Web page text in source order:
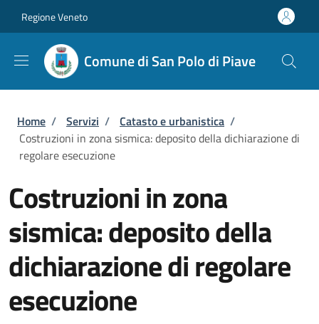
Regione Veneto
Comune di San Polo di Piave
Briciole di pane
Home / Servizi / Catasto e urbanistica /
Costruzioni in zona sismica: deposito della dichiarazione di
regolare esecuzione
Costruzioni in zona
sismica: deposito della
dichiarazione di regolare
esecuzione